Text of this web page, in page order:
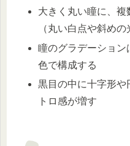
大きく丸い瞳に、複
（丸い白点や斜めの
瞳のグラデーショ
色で構成する
黒目の中に十字形や
トロ感が増す